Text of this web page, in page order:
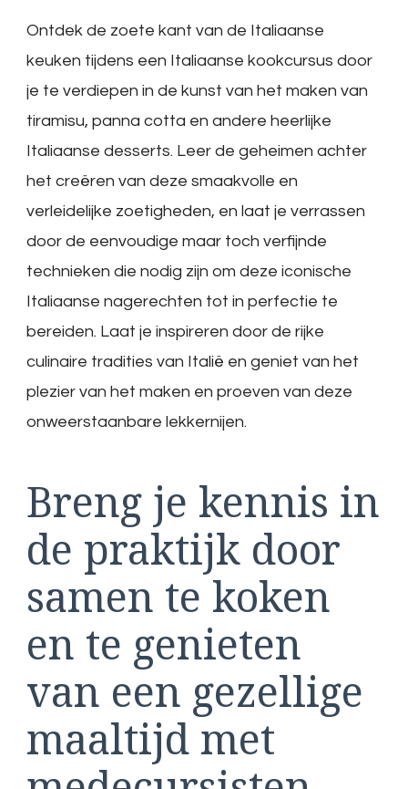
Ontdek de zoete kant van de Italiaanse
keuken tijdens een Italiaanse kookcursus door
je te verdiepen in de kunst van het maken van
tiramisu, panna cotta en andere heerlijke
Italiaanse desserts. Leer de geheimen achter
het creëren van deze smaakvolle en
verleidelijke zoetigheden, en laat je verrassen
door de eenvoudige maar toch verfijnde
technieken die nodig zijn om deze iconische
Italiaanse nagerechten tot in perfectie te
bereiden. Laat je inspireren door de rijke
culinaire tradities van Italië en geniet van het
plezier van het maken en proeven van deze
onweerstaanbare lekkernijen.
Breng je kennis in
de praktijk door
samen te koken
en te genieten
van een gezellige
maaltijd met